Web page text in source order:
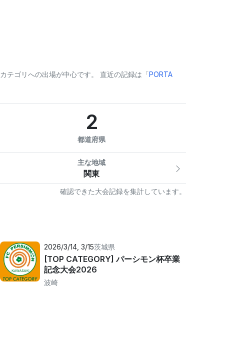
カテゴリへの出場が中心です。 直近の記録は「PORTA
2
都道府県
主な地域
関東
確認できた大会記録を集計しています。
2026/3/14, 3/15茨城県
[TOP CATEGORY] パーシモン杯卒業
記念大会2026
波崎